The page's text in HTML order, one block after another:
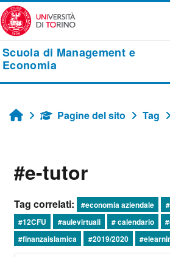
Vai al contenuto principale
Scuola di Management e
Economia
HomePagine del sito Tag
#e-tutor
Tag correlati: #economia aziendale
#12CFU
#aulevirtuali # calendario
#finanzaislamica
#2019/2020